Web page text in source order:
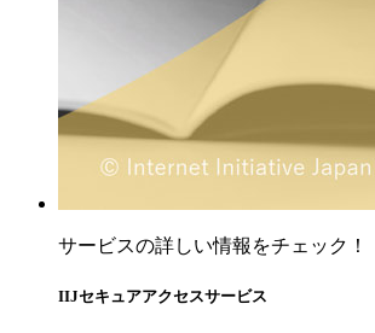
サービスの詳しい情報をチェック！
IIJセキュアアクセスサービス